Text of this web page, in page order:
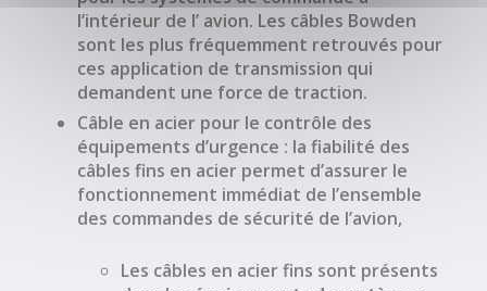
l’intérieur de l’ avion. Les câbles Bowden
sont les plus fréquemment retrouvés pour
ces application de transmission qui
demandent une force de traction.
Câble en acier pour le contrôle des
équipements d’urgence : la fiabilité des
câbles fins en acier permet d’assurer le
fonctionnement immédiat de l’ensemble
des commandes de sécurité de l’avion,
Les câbles en acier fins sont présents